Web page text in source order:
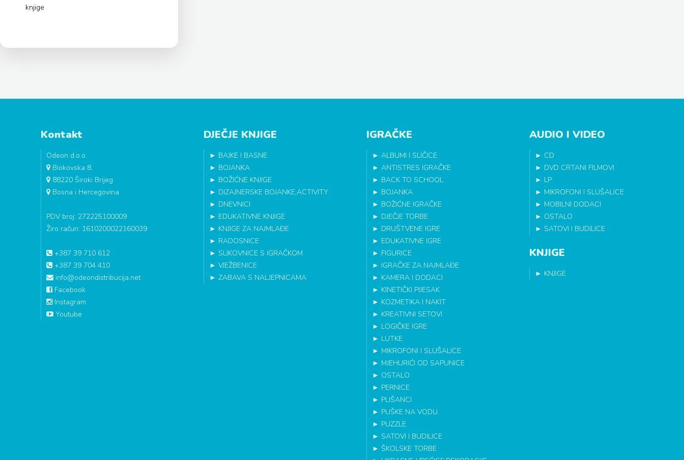
knjige
Kontakt
Odeon d.o.o.
Biokovska 8.
88220 Široki Brijeg
Bosna i Hercegovina
PDV broj: 272225100009
Žiro račun: 1610200022160039
+387 39 710 612
+387 39 704 410
info@odeondistribucija.net
Facebook
Instagram
Youtube
DJEČJE KNJIGE
► BAJKE I BASNE
► BOJANKA
► BOŽIĆNE KNJIGE
► DIZAJNERSKE BOJANKE,ACTIVITY
► DNEVNICI
► EDUKATIVNE KNJIGE
► KNJIGE ZA NAJMLAĐE
► RADOSNICE
► SLIKOVNICE S IGRAČKOM
► VJEŽBENICE
► ZABAVA S NALJEPNICAMA
IGRAČKE
► ALBUMI I SLIČICE
► ANTISTRES IGRAČKE
► BACK TO SCHOOL
► BOJANKA
► BOŽIĆNE IGRAČKE
► DJEČJE TORBE
► DRUŠTVENE IGRE
► EDUKATIVNE IGRE
► FIGURICE
► IGRAČKE ZA NAJMLAĐE
► KAMERA I DODACI
► KINETIČKI PIJESAK
► KOZMETIKA I NAKIT
► KREATIVNI SETOVI
► LOGIČKE IGRE
► LUTKE
► MIKROFONI I SLUŠALICE
► MJEHURIĆI OD SAPUNICE
► OSTALO
► PERNICE
► PLIŠANCI
► PUŠKE NA VODU
► PUZZLE
► SATOVI I BUDILICE
► ŠKOLSKE TORBE
AUDIO I VIDEO
► CD
► DVD CRTANI FILMOVI
► LP
► MIKROFONI I SLUŠALICE
► MOBILNI DODACI
► OSTALO
► SATOVI I BUDILICE
KNJIGE
► KNJIGE